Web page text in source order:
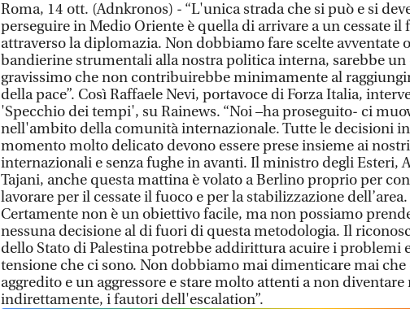
Roma, 14 ott. (Adnkronos) - “L'unica strada che si può e si
perseguire in Medio Oriente è quella di arrivare a un cessate il
attraverso la diplomazia. Non dobbiamo fare scelte avventate
bandierine strumentali alla nostra politica interna, sarebbe un
gravissimo che non contribuirebbe minimamente al
della pace”. Così Raffaele Nevi, portavoce di Forza Italia,
'Specchio dei tempi', su Rainews. “Noi –ha proseguito- ci
nell'ambito della comunità internazionale. Tutte le decisioni
momento molto delicato devono essere prese insieme ai
internazionali e senza fughe in avanti. Il ministro degli Esteri,
Tajani, anche questa mattina è volato a Berlino proprio per
lavorare per il cessate il fuoco e per la stabilizzazione dell’area.
Certamente non è un obiettivo facile, ma non possiamo
nessuna decisione al di fuori di questa metodologia. Il
dello Stato di Palestina potrebbe addirittura acuire i problemi
tensione che ci sono. Non dobbiamo mai dimenticare mai che
aggredito e un aggressore e stare molto attenti a non diventare
indirettamente, i fautori dell'escalation”.